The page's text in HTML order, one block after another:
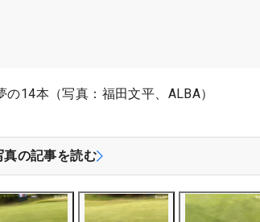
14本（写真：福田文平、ALBA）
真の記事を読む